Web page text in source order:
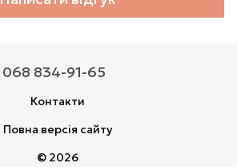
068 834-91-65
Контакти
Повна версія сайту
© 2026